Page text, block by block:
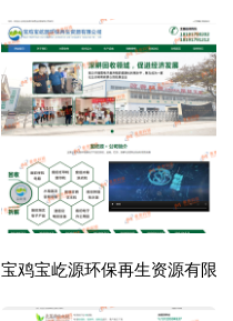
宝鸡宝屹源环保再生资源有限